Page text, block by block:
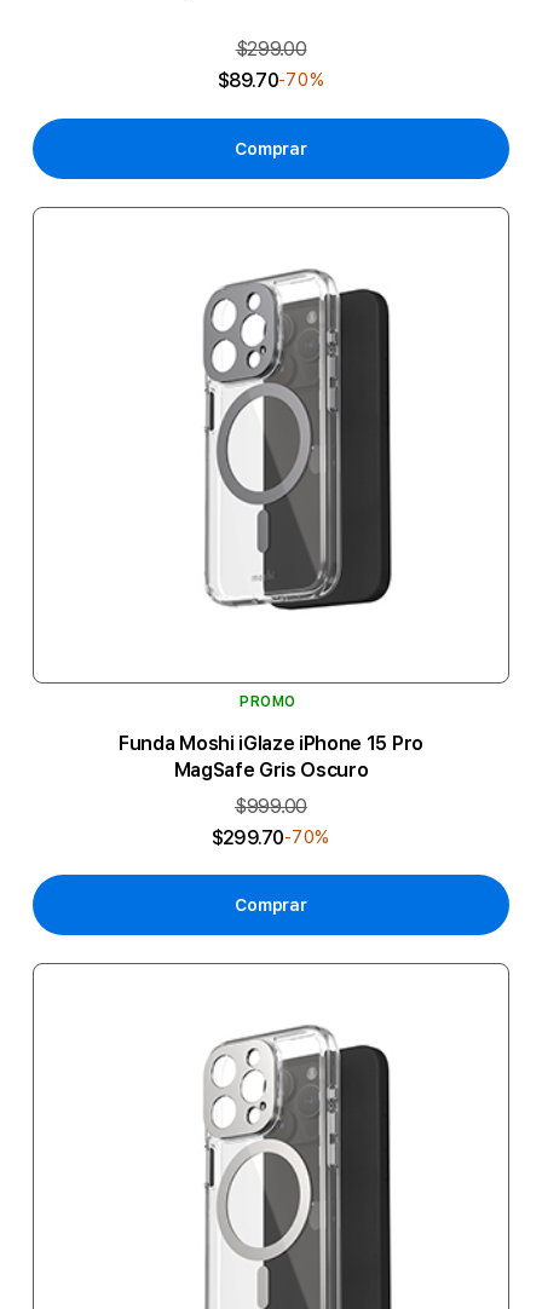
$299.00
$89.70-70%
Comprar
PROMO
Funda Moshi iGlaze iPhone 15 Pro
MagSafe Gris Oscuro
$999.00
$299.70-70%
Comprar